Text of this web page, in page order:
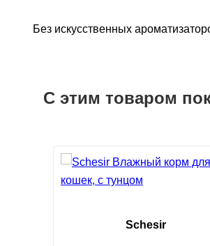
Без искусственных
С этим товаром
Schesir